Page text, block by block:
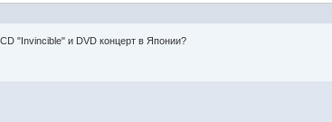
"Invincible" и DVD концерт в Японии?